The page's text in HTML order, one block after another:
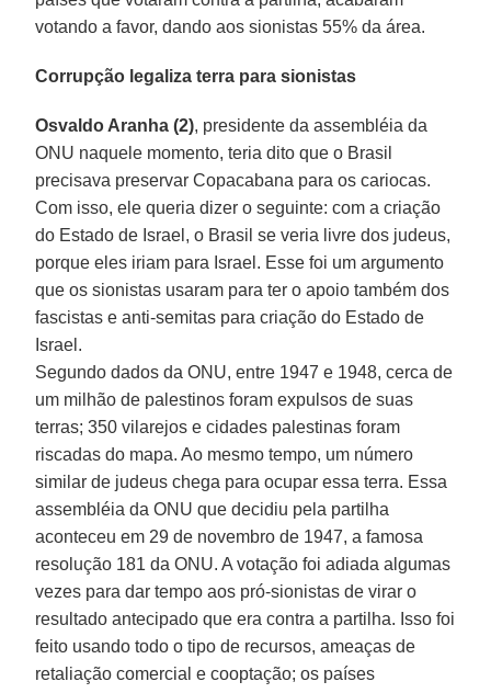
votando a favor, dando aos sionistas 55% da área.
Corrupção legaliza terra para sionistas
Osvaldo Aranha (2), presidente da assembléia da
ONU naquele momento, teria dito que o Brasil
precisava preservar Copacabana para os cariocas.
Com isso, ele queria dizer o seguinte: com a criação
do Estado de Israel, o Brasil se veria livre dos judeus,
porque eles iriam para Israel. Esse foi um argumento
que os sionistas usaram para ter o apoio também dos
fascistas e anti-semitas para criação do Estado de
Israel.
Segundo dados da ONU, entre 1947 e 1948, cerca de
um milhão de palestinos foram expulsos de suas
terras; 350 vilarejos e cidades palestinas foram
riscadas do mapa. Ao mesmo tempo, um número
similar de judeus chega para ocupar essa terra. Essa
assembléia da ONU que decidiu pela partilha
aconteceu em 29 de novembro de 1947, a famosa
resolução 181 da ONU. A votação foi adiada algumas
vezes para dar tempo aos pró-sionistas de virar o
resultado antecipado que era contra a partilha. Isso foi
feito usando todo o tipo de recursos, ameaças de
retaliação comercial e cooptação; os países